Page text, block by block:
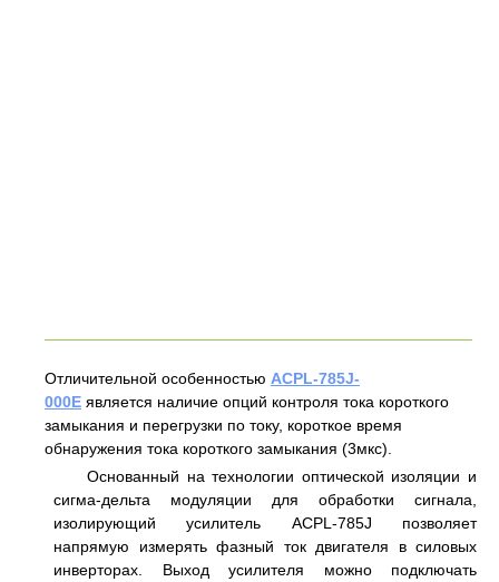
Отличительной особенностью ACPL-785J-
000E является наличие опций контроля тока короткого
замыкания и перегрузки по току, короткое время
обнаружения тока короткого замыкания (3мкс).
Основанный на технологии оптической изоляции и
сигма-дельта модуляции для обработки сигнала,
изолирующий усилитель ACPL-785J позволяет
напрямую измерять фазный ток двигателя в силовых
инверторах. Выход усилителя можно подключать